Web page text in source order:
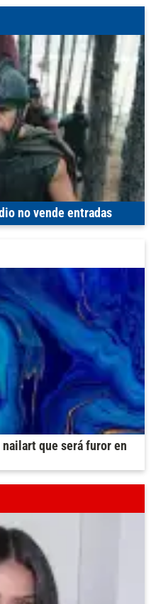
no vende entradas
que será furor en